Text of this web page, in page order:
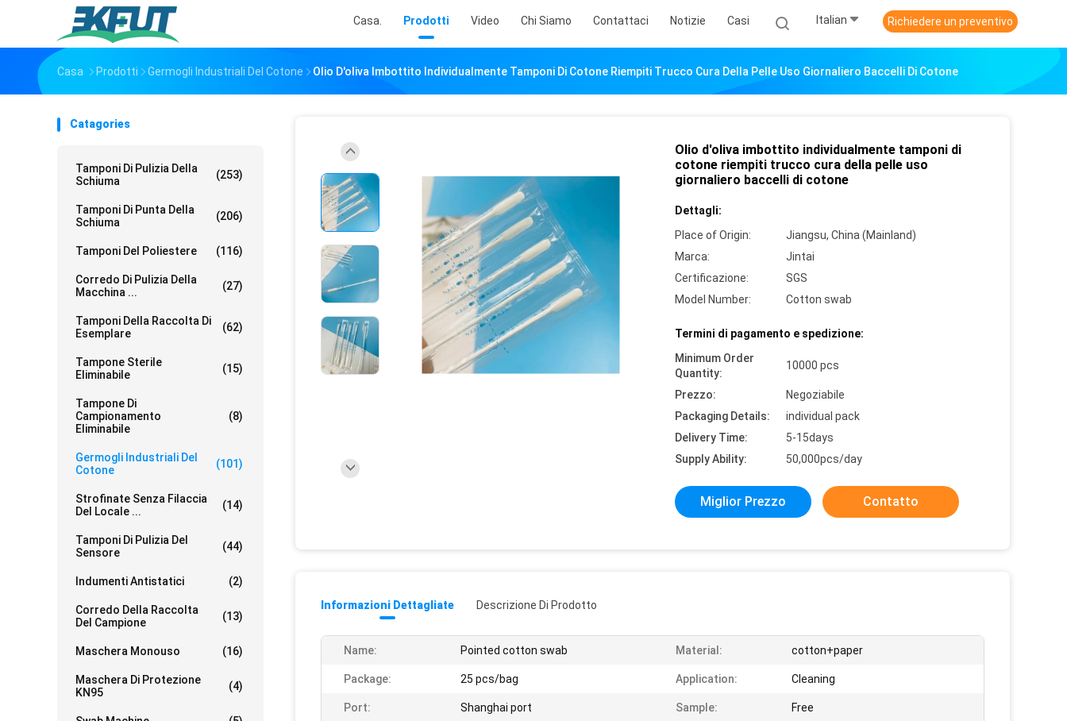
Casa. Prodotti Video Chi Siamo Contattaci Notizie Casi Italian Richiedere un preventivo
Casa Prodotti Germogli Industriali Del Cotone Olio D'oliva Imbottito Individualmente Tamponi Di Cotone Riempiti Trucco Cura Della Pelle Uso Giornaliero Baccelli Di Cotone
Catagories
Tamponi Di Pulizia Della
Schiuma
(253)
Tamponi Di Punta Della
Schiuma
(206)
Tamponi Del Poliestere (116)
Corredo Di Pulizia Della
Macchina ...
(27)
Tamponi Della Raccolta Di
Esemplare
(62)
Tampone Sterile
Eliminabile
(15)
Tampone Di
Campionamento
Eliminabile
(8)
Germogli Industriali Del
Cotone
(101)
Strofinate Senza Filaccia
Del Locale ...
(14)
Tamponi Di Pulizia Del
Sensore
(44)
Indumenti Antistatici (2)
Corredo Della Raccolta
Del Campione
(13)
Maschera Monouso (16)
Maschera Di Protezione
KN95
(4)
Olio d'oliva imbottito individualmente tamponi di
cotone riempiti trucco cura della pelle uso
giornaliero baccelli di cotone
Dettagli:
Place of Origin:
Jiangsu, China (Mainland)
Marca:
Jintai
Certificazione:
SGS
Model Number:
Cotton swab
Termini di pagamento e spedizione:
Minimum Order
Quantity:
10000 pcs
Prezzo:
Negoziabile
Packaging Details:
individual pack
Delivery Time:
5-15days
Supply Ability:
50,000pcs/day
Miglior Prezzo Contatto
Informazioni Dettagliate Descrizione Di Prodotto
Name: Pointed cotton swab Material: cotton+paper
Package: 25 pcs/bag Application: Cleaning
Port: Shanghai port Sample: Free